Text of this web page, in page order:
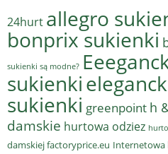
24hurt allegro
bonprix sukienki
sukienki są modne?
sukienki
sukienki greenpoint h
damskie hurtowa odziez
damskiej factoryprice.eu Internetowa